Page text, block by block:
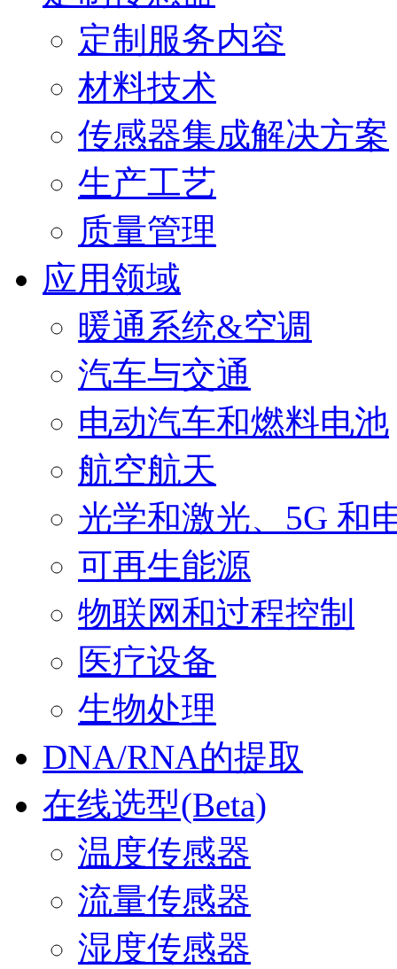
定制服务内容
材料技术
传感器集成解决方案
生产工艺
质量管理
应用领域
暖通系统&空调
汽车与交通
电动汽车和燃料电池
航空航天
光学和激光、5G 和
可再生能源
物联网和过程控制
医疗设备
生物处理
DNA/RNA的提取
在线选型(Beta)
温度传感器
流量传感器
湿度传感器